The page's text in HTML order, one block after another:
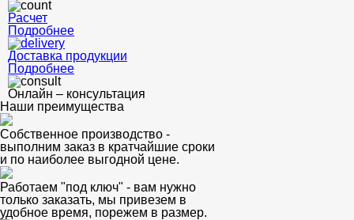
Расчет
Подробнее
Доставка продукции
Подробнее
Онлайн – консультация
Наши преимущества
Собственное производство -
выполним заказ в кратчайшие сроки
и по наиболее выгодной цене.
Работаем "под ключ" - вам нужно
только заказать, мы привезем в
удобное время, порежем в размер.